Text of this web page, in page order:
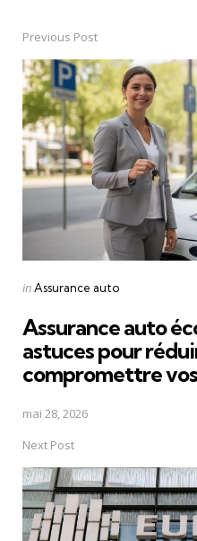
Post
navigation
Previous Post
Posted
inAssurance auto
Assurance auto
astuces pour
compromettre
mai 28, 2026
Next Post